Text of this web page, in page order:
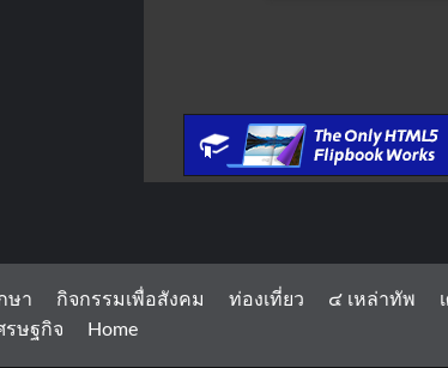
ษา กิจกรรมเพื่อสังคม ท่องเที่ยว ๔ เหล่าทัพ
รษฐกิจ Home